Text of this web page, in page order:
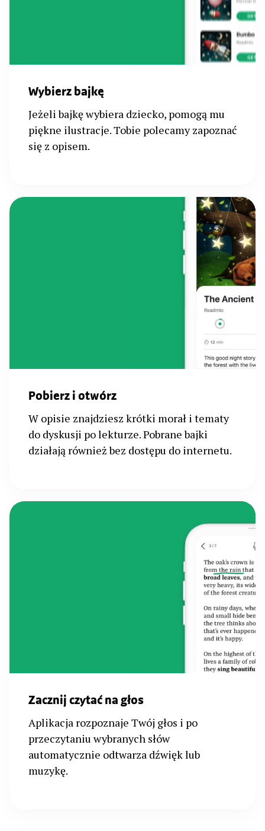
Wybierz bajkę
Jeżeli bajkę wybiera dziecko, pomogą mu
piękne ilustracje. Tobie polecamy zapoznać
się z opisem.
Pobierz i otwórz
W opisie znajdziesz krótki morał i tematy
do dyskusji po lekturze. Pobrane bajki
działają również bez dostępu do internetu.
Zacznij czytać na głos
Aplikacja rozpoznaje Twój głos i po
przeczytaniu wybranych słów
automatycznie odtwarza dźwięk lub
muzykę.